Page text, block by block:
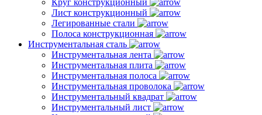
Круг конструкционный
Лист конструкционный
Легированные стали
Полоса конструкционная
Инструментальная сталь
Инструментальная лента
Инструментальная плита
Инструментальная полоса
Инструментальная проволока
Инструментальный квадрат
Инструментальный лист